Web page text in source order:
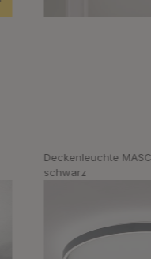
Deckenleuchte
schwarz